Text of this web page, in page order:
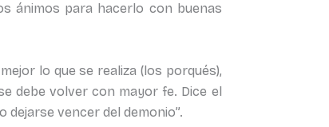
ánimos para hacerlo con buenas
lo que se realiza (los porqués),
debe volver con mayor fe. Dice el
vencer del demonio”.